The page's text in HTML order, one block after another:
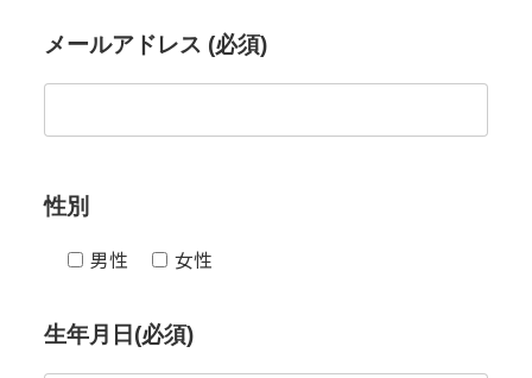
メールアドレス (必須)
性別
男性 女性
生年月日(必須)